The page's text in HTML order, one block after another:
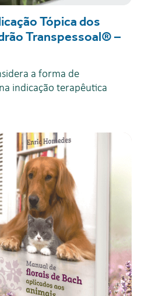
Tópica dos
Transpessoal® –
a forma de
indicação terapêutica